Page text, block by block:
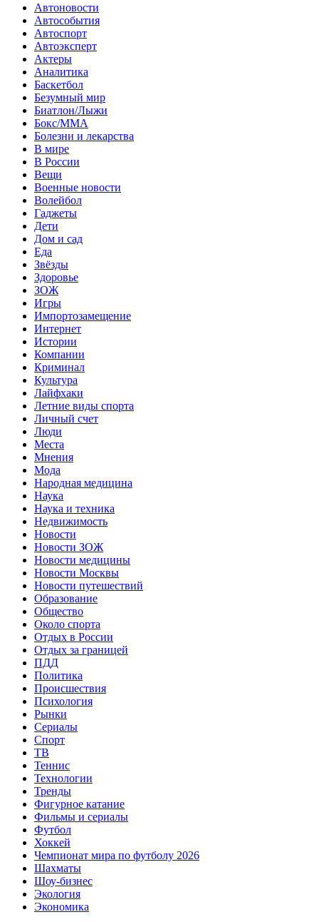
Автоновости
Автособытия
Автоспорт
Автоэксперт
Актеры
Аналитика
Баскетбол
Безумный мир
Биатлон/Лыжи
Бокс/MMA
Болезни и лекарства
В мире
В России
Вещи
Военные новости
Волейбол
Гаджеты
Дети
Дом и сад
Еда
Звёзды
Здоровье
ЗОЖ
Игры
Импортозамещение
Интернет
Истории
Компании
Криминал
Культура
Лайфхаки
Летние виды спорта
Личный счет
Люди
Места
Мнения
Мода
Народная медицина
Наука
Наука и техника
Недвижимость
Новости
Новости ЗОЖ
Новости медицины
Новости Москвы
Новости путешествий
Образование
Общество
Около спорта
Отдых в России
Отдых за границей
ПДД
Политика
Происшествия
Психология
Рынки
Сериалы
Спорт
ТВ
Теннис
Технологии
Тренды
Фигурное катание
Фильмы и сериалы
Футбол
Хоккей
Чемпионат мира по футболу 2026
Шахматы
Шоу-бизнес
Экология
Экономика